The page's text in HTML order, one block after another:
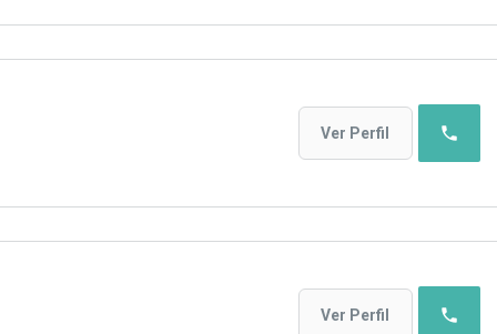
Ver Perfil phone
Ver Perfil phone